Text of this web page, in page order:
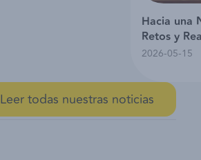
Hacia una
Retos y
2026-05-15
Leer todas nuestras noticias